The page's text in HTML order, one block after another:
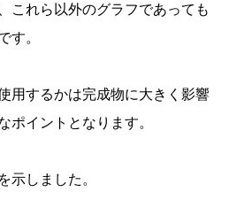
これら以外のグラフであっても
す。
用するかは完成物に大きく影響
ポイントとなります。
示しました。